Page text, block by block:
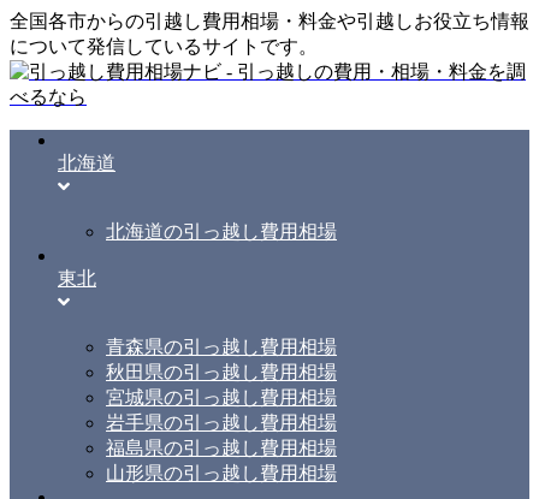
全国各市からの引越し費用相場・料金や引越しお役立ち情報
について発信しているサイトです。
北海道
北海道の引っ越し費用相場
東北
青森県の引っ越し費用相場
秋田県の引っ越し費用相場
宮城県の引っ越し費用相場
岩手県の引っ越し費用相場
福島県の引っ越し費用相場
山形県の引っ越し費用相場